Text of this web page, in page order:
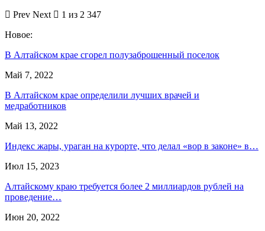
Prev Next
1 из 2 347
Новое:
В Алтайском крае сгорел полузаброшенный поселок
Май 7, 2022
В Алтайском крае определили лучших врачей и
медработников
Май 13, 2022
Индекс жары, ураган на курорте, что делал «вор в законе» в…
Июл 15, 2023
Алтайскому краю требуется более 2 миллиардов рублей на
проведение…
Июн 20, 2022